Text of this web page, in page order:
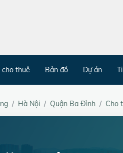
cho thuê Bản đồ Dự án
Hà Nội Quận Ba Đình Cho